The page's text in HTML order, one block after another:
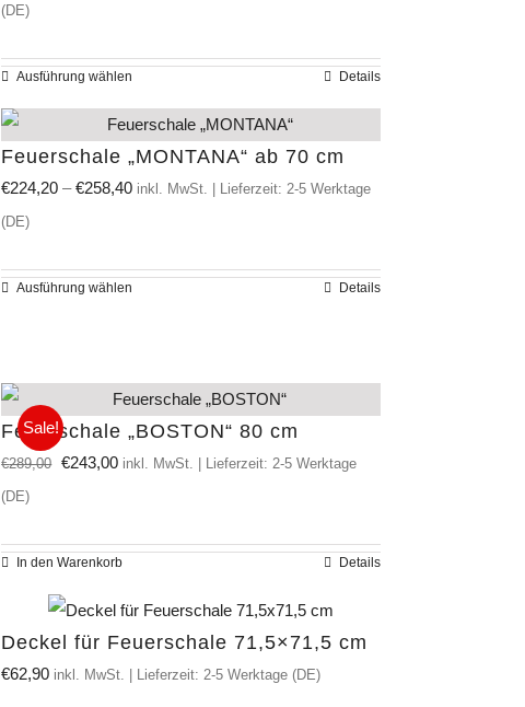
(DE)
Ausführung wählen
Produkt
weist
mehrere
Die
der
Produktseite
Details
Feuerschale „MONTANA“ ab 70 cm
€224,20 –€258,40 inkl. MwSt. | Lieferzeit: 2-5 Werktage
(DE)
Ausführung wählen
mehrere
Varianten
auf.
können
der
Produktseite
gewählt
Details
Sale!
Feuerschale „BOSTON“ 80 cm
€289,00 Ursprünglicher
€289,00
€243,00Aktueller
€243,00.
inkl. MwSt. | Lieferzeit: 2-5 Werktage
(DE)
In den Warenkorb Details
Deckel für Feuerschale 71,5×71,5 cm
€62,90 inkl. MwSt. | Lieferzeit: 2-5 Werktage (DE)